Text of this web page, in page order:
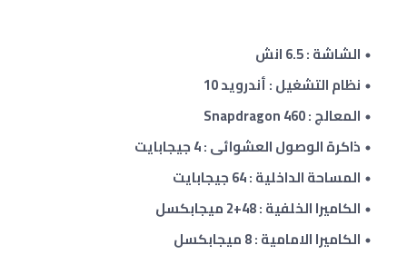
الشاشة : 6.5 انش
نظام التشغيل : أندرويد 10
المعالج : Snapdragon 460
ذاكرة الوصول العشوائى : 4 جيجابايت
المساحة الداخلية : 64 جيجابايت
الكاميرا الخلفية :48+ 2 ميجابكسل
الكاميرا الامامية :8ميجابكسل